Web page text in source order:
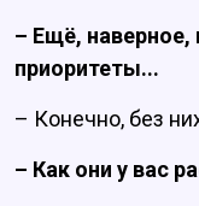
– Ещё, наверное,
приоритеты...
– Конечно, без
– Как они у вас